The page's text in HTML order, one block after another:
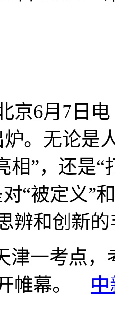
京6月7日
。无论是
相”，还是“
“被定义”
辨和创新
津一考点，
帷幕。 中